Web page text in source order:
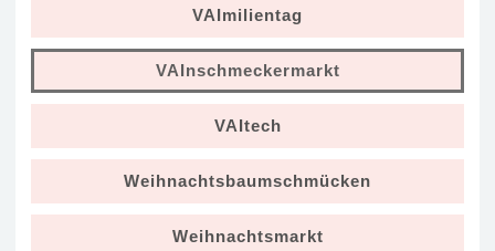
VAImilientag
VAInschmeckermarkt
VAItech
Weihnachtsbaumschmücken
Weihnachtsmarkt